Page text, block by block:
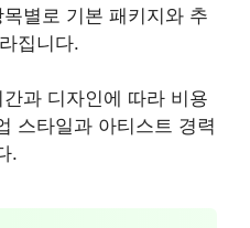
별로 기본 패키지와 추
집니다.
과 디자인에 따라 비용
스타일과 아티스트 경력
.